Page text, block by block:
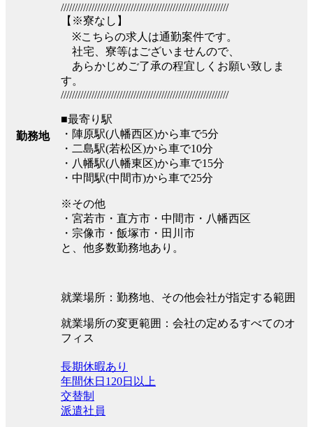
勤務地
////////////////////////////////////////////////////////////
【※寮なし】
※こちらの求人は通勤案件です。
社宅、寮等はございませんので、
あらかじめご了承の程宜しくお願い致しま
す。
////////////////////////////////////////////////////////////
■最寄り駅
・陣原駅(八幡西区)から車で5分
・二島駅(若松区)から車で10分
・八幡駅(八幡東区)から車で15分
・中間駅(中間市)から車で25分
※その他
・宮若市・直方市・中間市・八幡西区
・宗像市・飯塚市・田川市
と、他多数勤務地あり。
就業場所：勤務地、その他会社が指定する範囲
就業場所の変更範囲：会社の定めるすべてのオ
フィス
長期休暇あり
年間休日120日以上
交替制
派遣社員